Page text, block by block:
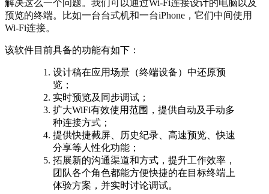
解决这么一个问题。我们可以通过Wi-Fi连接设计的电脑以及
预览的终端。比如一台台式机和一台iPhone，它们中间使用
Wi-Fi连接。
该软件目前具备的功能有如下：
设计稿在应用场景（终端设备）中还原预
览；
实时预览及同步调试；
扩大WiFi有效使用范围，提供自动及手动多
种连接方式；
提供快捷截屏、历史纪录、高速预览、快速
分享等人性化功能；
拓展新的沟通渠道和方式，提升工作效率，
团队各个角色都能方便快捷的在目标终端上
体验方案，并实时讨论调试。